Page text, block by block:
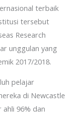
terbaik
tersebut
Research
unggulan yang
2017/2018.
pelajar
di Newcastle
96% dan